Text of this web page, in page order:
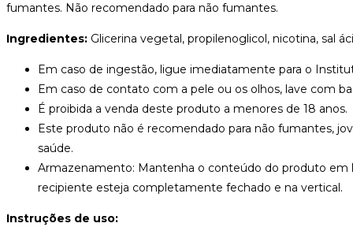
fumantes. Não recomendado para não fumantes.
Ingredientes: Glicerina vegetal, propilenoglicol, nicotina, sal
Em caso de ingestão, ligue imediatamente para o
Em caso de contato com a pele ou os olhos, lave com
É proibida a venda deste produto a menores de 18 anos.
Este produto não é recomendado para não fumantes,
saúde.
Armazenamento: Mantenha o conteúdo do produto em
recipiente esteja completamente fechado e na vertical.
Instruções de uso: